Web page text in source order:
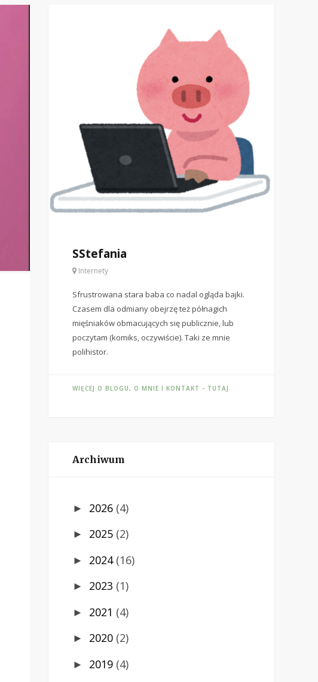
SStefania
Internety
Sfrustrowana stara baba co nadal ogląda bajki.
Czasem dla odmiany obejrzę też półnagich
mięśniaków obmacujących się publicznie, lub
poczytam (komiks, oczywiście). Taki ze mnie
polihistor.
WIĘCEJ O BLOGU, O MNIE I KONTAKT - TUTAJ
Archiwum
► 2026 (4)
► 2025 (2)
► 2024 (16)
► 2023 (1)
► 2021 (4)
► 2020 (2)
► 2019 (4)